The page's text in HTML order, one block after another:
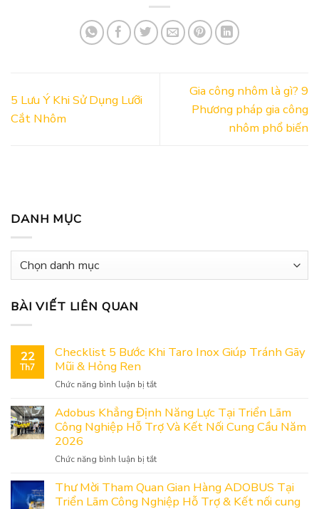
5 Lưu Ý Khi Sử Dụng Lưỡi
Cắt Nhôm
Gia công nhôm là gì? 9
Phương pháp gia công
nhôm phổ biến
DANH MỤC
Danh
mục
BÀI VIẾT LIÊN QUAN
22
Th7
Checklist 5 Bước Khi Taro Inox Giúp Tránh Gãy
Mũi & Hỏng Ren
Chức năng bình luận bị tắtở
5
Bước
Khi
Inox
Tránh
Gãy
Adobus Khẳng Định Năng Lực Tại Triển Lãm
Công Nghiệp Hỗ Trợ Và Kết Nối Cung Cầu Năm
2026
Chức năng bình luận bị tắtở
Khẳng
Định
Thư Mời Tham Quan Gian Hàng ADOBUS Tại
Triển Lãm Công Nghiệp Hỗ Trợ & Kết nối cung